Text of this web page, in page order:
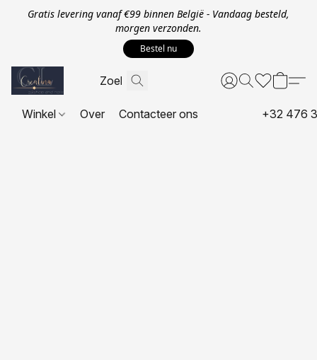
Gratis levering vanaf €99 binnen België - Vandaag besteld,
morgen verzonden.
Bestel nu
Winkel Over Contacteer ons +32 476